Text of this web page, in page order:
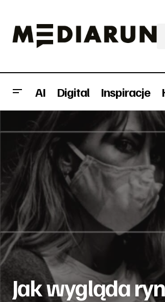
AI Digital Inspiracje
Effie Awards 2020: znamy laureatów!
Jak wygląda